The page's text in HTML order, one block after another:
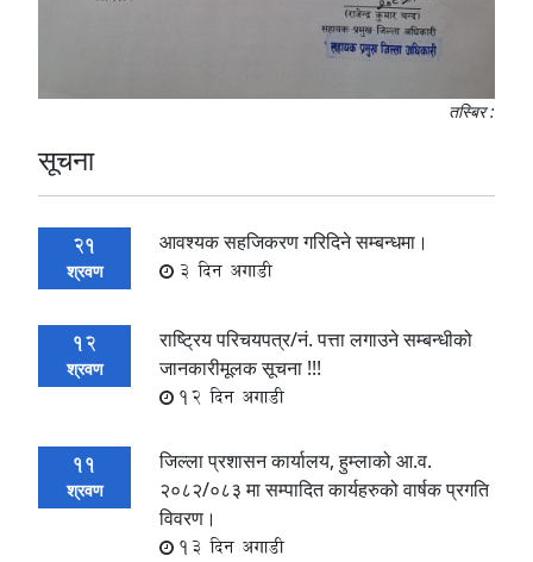
तस्बिर :
सूचना
21
श्रवण
आवश्यक सहजिकरण गरिदिने सम्बन्धमा।
3 दिन अगाडी
12
श्रवण
राष्ट्रिय परिचयपत्र/नं. पत्ता लगाउने सम्बन्धीको
जानकारीमूलक सूचना !!!
12 दिन अगाडी
11
श्रवण
जिल्ला प्रशासन कार्यालय, हुम्लाको आ.व.
२०८२/०८३ मा सम्पादित कार्यहरुको वार्षक प्रगति
विवरण।
13 दिन अगाडी